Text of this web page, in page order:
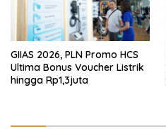
GIIAS 2026, PLN Promo HCS
Ultima Bonus Voucher Listrik
hingga Rp1,3juta